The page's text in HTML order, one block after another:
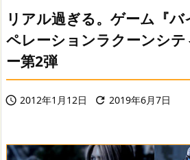
リアル過ぎる。ゲーム『
ペレーションラクーンシテ
ー第2弾
 2012年1月12日  2019年6月7日